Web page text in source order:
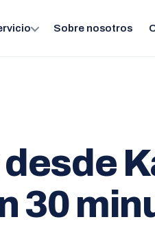
Sobre nosotros
desde
30